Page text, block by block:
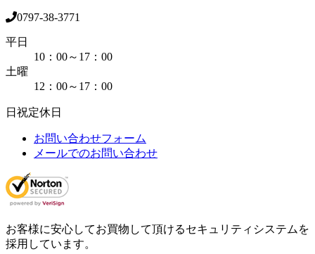
0797-38-3771
平日
10：00～17：00
土曜
12：00～17：00
日祝定休日
お問い合わせフォーム
メールでのお問い合わせ
お客様に安心してお買物して頂けるセキュリティシステムを
採用しています。